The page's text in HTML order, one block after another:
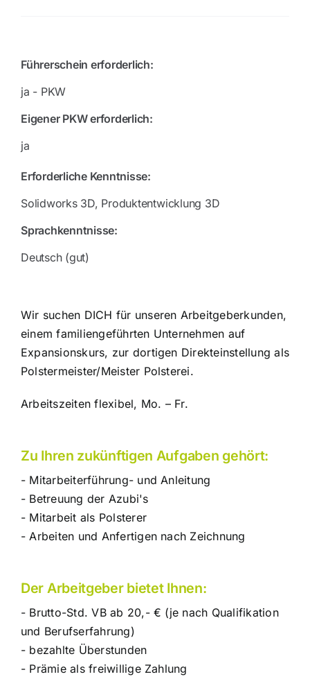
Führerschein erforderlich:
ja - PKW
Eigener PKW erforderlich:
ja
Erforderliche Kenntnisse:
Solidworks 3D, Produktentwicklung 3D
Sprachkenntnisse:
Deutsch (gut)
Wir suchen DICH für unseren Arbeitgeberkunden,
einem familiengeführten Unternehmen auf
Expansionskurs, zur dortigen Direkteinstellung als
Polstermeister/Meister Polsterei.
Arbeitszeiten flexibel, Mo. – Fr.
Zu Ihren zukünftigen Aufgaben gehört:
- Mitarbeiterführung- und Anleitung
- Betreuung der Azubi's
- Mitarbeit als Polsterer
- Arbeiten und Anfertigen nach Zeichnung
Der Arbeitgeber bietet Ihnen:
- Brutto-Std. VB ab 20,- € (je nach Qualifikation
und Berufserfahrung)
- bezahlte Überstunden
- Prämie als freiwillige Zahlung